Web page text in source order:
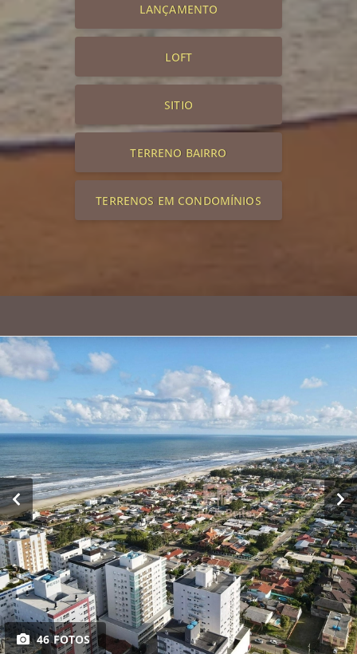
LANÇAMENTO
LOFT
SITIO
TERRENO BAIRRO
TERRENOS EM CONDOMÍNIOS
46 FOTOS